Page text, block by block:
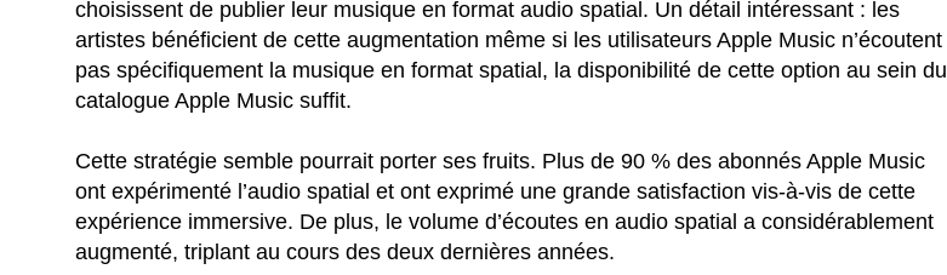
choisissent de publier leur musique en format audio spatial. Un détail intéressant : les
artistes bénéficient de cette augmentation même si les utilisateurs Apple Music n’écoutent
pas spécifiquement la musique en format spatial, la disponibilité de cette option au sein du
catalogue Apple Music suffit.
Cette stratégie semble pourrait porter ses fruits. Plus de 90 % des abonnés Apple Music
ont expérimenté l’audio spatial et ont exprimé une grande satisfaction vis-à-vis de cette
expérience immersive. De plus, le volume d’écoutes en audio spatial a considérablement
augmenté, triplant au cours des deux dernières années.